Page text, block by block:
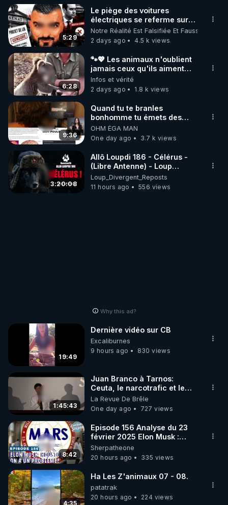
5:29
Le piège des voitures
électriques se referme sur
les usagers !
Notre Réalité Est Falsifiée Et Fausse
2 days ago
4.5 k views
6:28
🐾💖 Les animaux n'oublient
jamais ceux qu'ils aiment…
🥹❤️
Infos et vérité
2 days ago
1.8 k views
9:36
Quand tu te branles
bonhomme tu émets des
ondes ils ont juste omis de
t'expliquer
OHM ÉGA MAN
One day ago
3.7 k views
3:20:08
Allô Loupdi 186 - Célérus -
(Libre Antenne) - Loup
Divergent 2026.08.06
Loup_Divergent_Reposts
11 hours ago
556 views
Why this ad?
19:49
Dernière vidéo sur CB
Excaliburnes
9 hours ago
830 views
1:45:43
Juan Branco à Tarnos:
Ceuta, le narcotrafic et le
pouvoir en France
La Revue De Brêle
One day ago
727 views
8:42
Episode 156 Analyse du 23
février 2025 Elon Musk :
Houston , on a un problème !
Sherpatheone
20 hours ago
335 views
4:35
Ha Les Z'animaux 07 - 08.
patatrak
20 hours ago
224 views